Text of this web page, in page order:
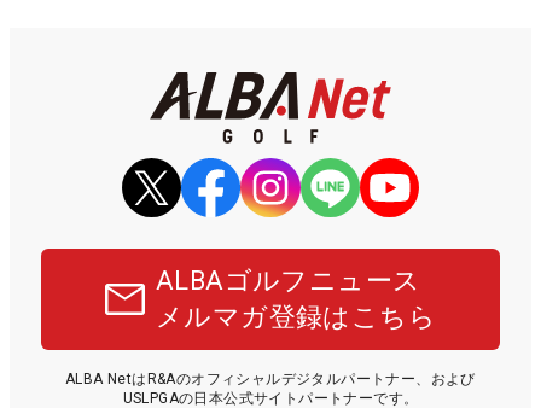
ALBAゴルフニュース
メルマガ登録はこちら
ALBA NetはR&Aのオフィシャルデジタルパートナー、および
USLPGAの日本公式サイトパートナーです。